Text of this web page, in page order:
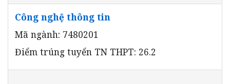
Công nghệ thông tin
Mã ngành: 7480201
Điểm trúng tuyển TN THPT: 26.2